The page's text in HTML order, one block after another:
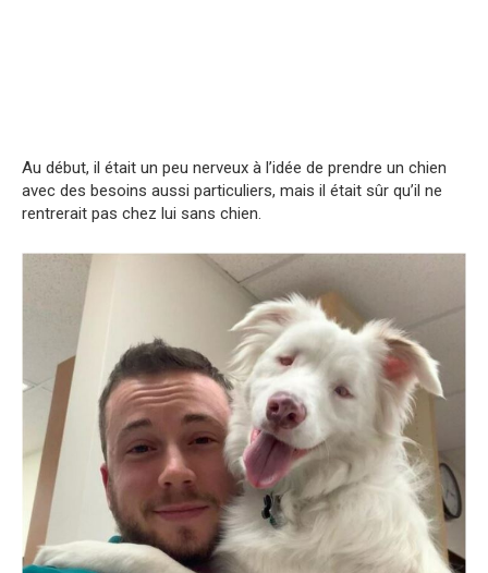
Au début, il était un peu nerveux à l’idée de prendre un chien
avec des besoins aussi particuliers, mais il était sûr qu’il ne
rentrerait pas chez lui sans chien.